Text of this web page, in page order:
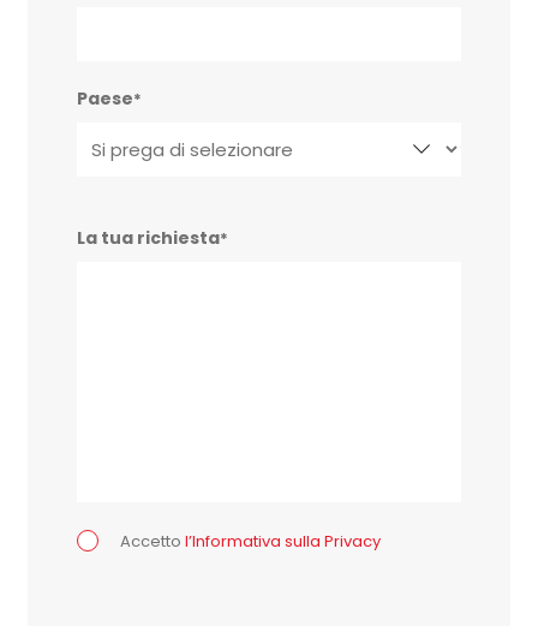
Paese*
La tua richiesta*
Accetto l’Informativa sulla Privacy